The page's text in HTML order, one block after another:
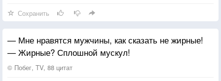
— В субботу надо будет отвезти маму в больницу,
— по-прежнему не смотрят на мужа, строго и сухо
сказала Вика.
Ринат тяжело выдохнул, будто услышав приговор, и
замолчал. Отвезти тещу в больницу – и все! Такой
Сохранить
— Мне нравятся мужчины, как сказать не жирные!
— Жирные? Сплошной мускул!
© Побег, TV, 88 цитат